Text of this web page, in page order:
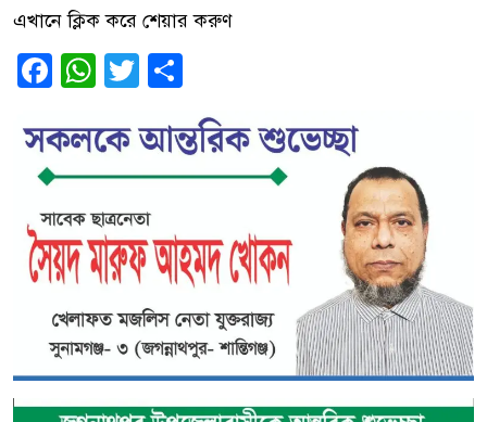
এখানে ক্লিক করে শেয়ার করুণ
Facebook
WhatsApp
Twitter